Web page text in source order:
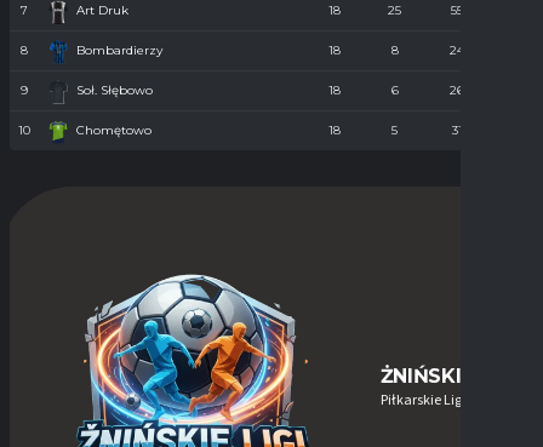
7 Art Druk 18 25 55
8 Bombardierzy 18 8 24
9 Soł. Słębowo 18 6 26
10 Chomętowo 18 5 31
ŻNIŃSKIE-LIGI
Piłkarskie Ligi w Żninie